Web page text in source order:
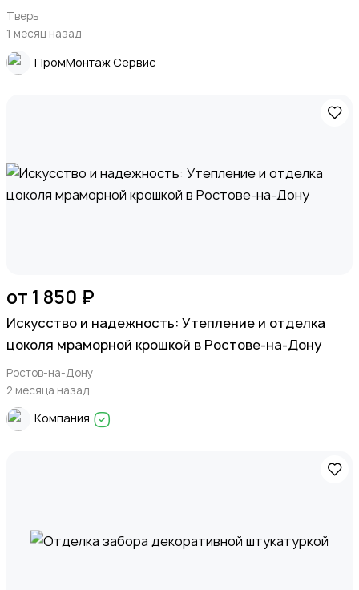
Тверь
1 месяц назад
ПромМонтаж Сервис
от 1 850 ₽
Искусство и надежность: Утепление и отделка
цоколя мраморной крошкой в Ростове-на-Дону
Ростов-на-Дону
2 месяца назад
Компания